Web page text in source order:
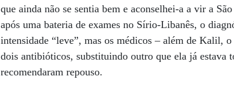
que ainda não se sentia bem e aconselhei-a a vir a
após uma bateria de exames no Sírio-Libanês, o
intensidade “leve”, mas os médicos – além de Kalil,
dois antibióticos, substituindo outro que ela já estava
recomendaram repouso.